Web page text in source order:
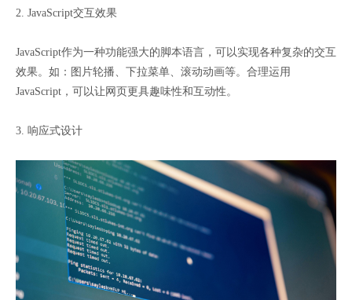
2. JavaScript交互效果
JavaScript作为一种功能强大的脚本语言，可以实现各种复杂的交互
效果。如：图片轮播、下拉菜单、滚动动画等。合理运用
JavaScript，可以让网页更具趣味性和互动性。
3. 响应式设计